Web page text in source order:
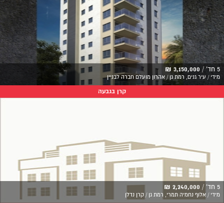
5 חד' / 3,150,000 ₪
מידי / עיר גנים, רמת גן / אהרון מועלם חברה לבניין
קרן בגבעה
5 חד' / 2,240,000 ₪
מידי / אלוף נחמיה תמרי, רמת גן / קרן נדלן